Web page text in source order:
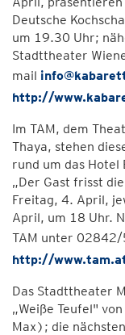
Deutsche
um 19.30 Uhr;
Stadttheater
mail
http://
Im TAM, dem
Thaya, stehen
rund um das Hotel
„Der Gast frisst
Freitag, 4. April,
April, um 18 Uhr.
TAM unter
http://
Das Stadttheater
„Weiße Teufel"
Max); die